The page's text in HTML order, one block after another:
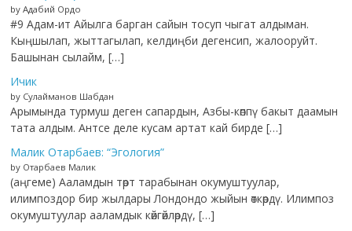
by Адабий Ордо
#9 Адам-ит Айылга барган сайын тосуп чыгат алдыман.
Кыңшылап, жыттагылап, келдиңби дегенсип, жалооруйт.
Башынан сылайм, […]
Ичик
by Сулайманов Шабдан
Арымында турмуш деген сапардын, Азбы-көппү бакыт даамын
тата алдым. Антсе деле кусам артат кай бирде […]
Малик Отарбаев: “Эгология”
by Отарбаев Малик
(аңгеме) Ааламдын төрт тарабынан окумуштуулар,
илимпоздор бир жылдары Лондондо жыйын өткөрдү. Илимпоз
окумуштуулар ааламдык көйгөйлөрдү, […]